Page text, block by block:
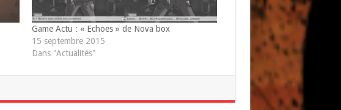
Game Actu : « Echoes » de Nova box
15 septembre 2015
Dans "Actualités"